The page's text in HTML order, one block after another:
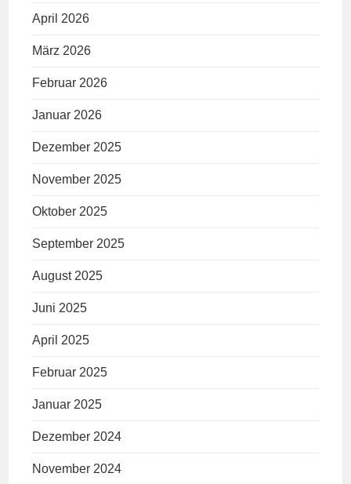
April 2026
März 2026
Februar 2026
Januar 2026
Dezember 2025
November 2025
Oktober 2025
September 2025
August 2025
Juni 2025
April 2025
Februar 2025
Januar 2025
Dezember 2024
November 2024